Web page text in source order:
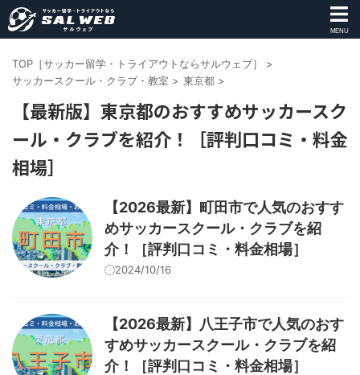
MENU
TOP［サッカー留学・トライアウトならサルウェブ］
>
サッカースクール・クラブ・教室 > 東京都 >
【最新版】東京都のおすすめサッカースク
ール・クラブを紹介！［評判口コミ・料金
相場］
【2026最新】町田市で人気のおすす
めサッカースクール・クラブを紹
介！［評判口コミ・料金相場］
2024/10/16
【2026最新】八王子市で人気のおす
すめサッカースクール・クラブを紹
介！［評判口コミ・料金相場］